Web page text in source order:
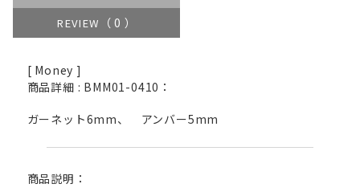
REVIEW
（ 0 ）
[ Money ]
商品詳細 : BMM01-0410：
ガーネット6mm、 アンバー5mm
商品説明：